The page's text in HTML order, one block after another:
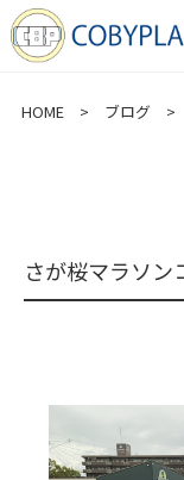
HOME> ブログ >
さが桜マラソン